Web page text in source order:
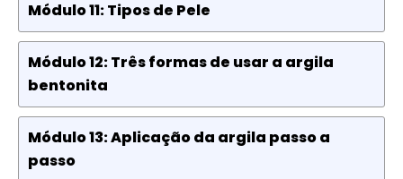
Módulo 11: Tipos de Pele
Módulo 12: Três formas de usar a argila
bentonita
Módulo 13: Aplicação da argila passo a
passo